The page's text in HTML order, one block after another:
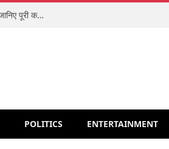
शिपरॉकेट आईपीओ: मजबूत कारोबार या वैल्यूएशन का जाल? निवेश से पहले जानिए पूरी कहानी
POLITICS ENTERTAINMENT